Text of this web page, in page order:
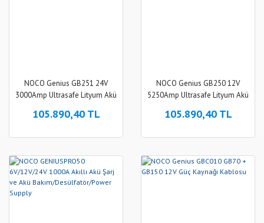
NOCO Genius GB251 24V
3000Amp Ultrasafe Lityum Akü
Lamba
105.890,40 TL
NOCO Genius GB250 12V
5250Amp Ultrasafe Lityum Akü
Lamba
105.890,40 TL